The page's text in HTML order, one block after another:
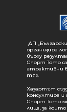
ДП
организира
върху
Спорт Тото
атрактивни
тях.
Хазартът
консултира
Спорт Тото
лица, за